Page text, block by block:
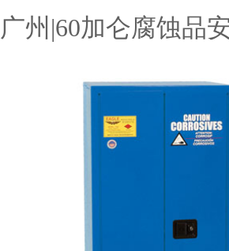
广州|60加仑腐蚀品